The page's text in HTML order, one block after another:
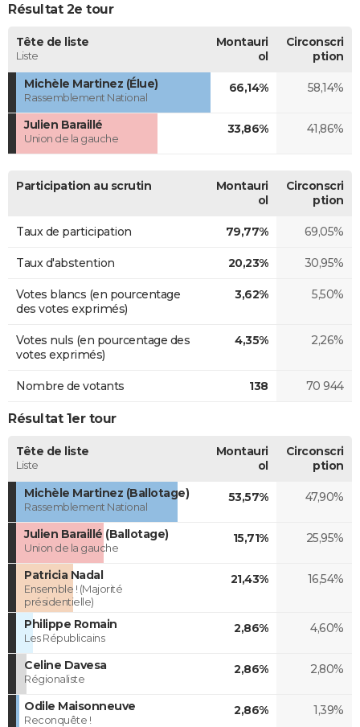
Résultat 2e tour
Tête de liste
Liste
Montauri
ol
Circonscri
ption
Michèle Martinez (Élue)
Rassemblement National
66,14% 58,14%
Julien Baraillé
Union de la gauche
33,86% 41,86%
Participation au scrutin
Montauri
ol
Circonscri
ption
Taux de participation 79,77% 69,05%
Taux d'abstention 20,23% 30,95%
Votes blancs (en pourcentage
des votes exprimés)
3,62% 5,50%
Votes nuls (en pourcentage des
votes exprimés)
4,35% 2,26%
Nombre de votants 138 70 944
Résultat 1er tour
Tête de liste
Liste
Montauri
ol
Circonscri
ption
Michèle Martinez (Ballotage)
Rassemblement National
53,57% 47,90%
Julien Baraillé (Ballotage)
Union de la gauche
15,71% 25,95%
Patricia Nadal
Ensemble ! (Majorité
présidentielle)
21,43% 16,54%
Philippe Romain
Les Républicains
2,86% 4,60%
Celine Davesa
Régionaliste
2,86% 2,80%
Odile Maisonneuve
Reconquête !
2,86% 1,39%